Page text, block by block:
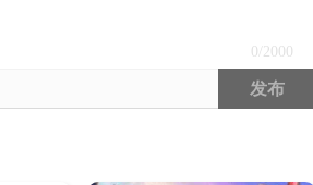
0 /2000
发布